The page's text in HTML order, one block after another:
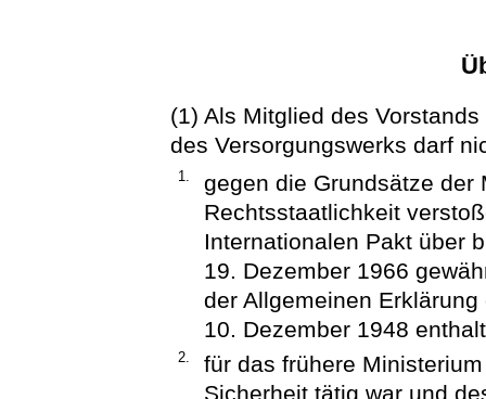
(1) Als Mitglied des
des Versorgungswerks darf
1.
gegen die Grundsätze der
Rechtsstaatlichkeit
Internationalen Pakt über
19. Dezember 1966
der Allgemeinen
10. Dezember 1948
2.
für das frühere
Sicherheit tätig war und